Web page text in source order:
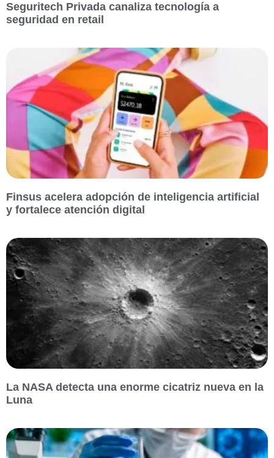
Seguritech Privada canaliza tecnología a
seguridad en retail
Finsus acelera adopción de inteligencia artificial
y fortalece atención digital
La NASA detecta una enorme cicatriz nueva en la
Luna